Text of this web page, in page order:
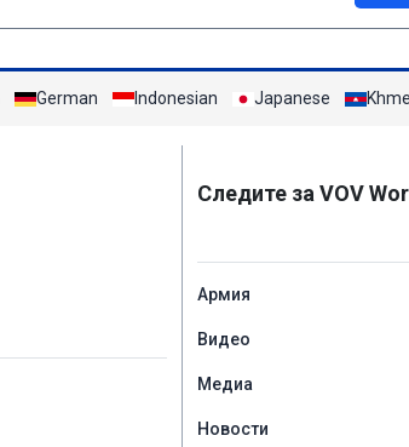
German Indonesian Japanese
Следите за VOV
menu footer
Aрмия
Видео
Медиа
Новости